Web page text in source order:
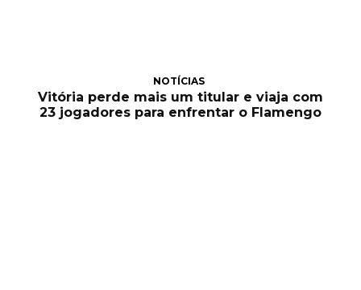
NOTÍCIAS
Vitória perde mais um titular e viaja com
23 jogadores para enfrentar o Flamengo